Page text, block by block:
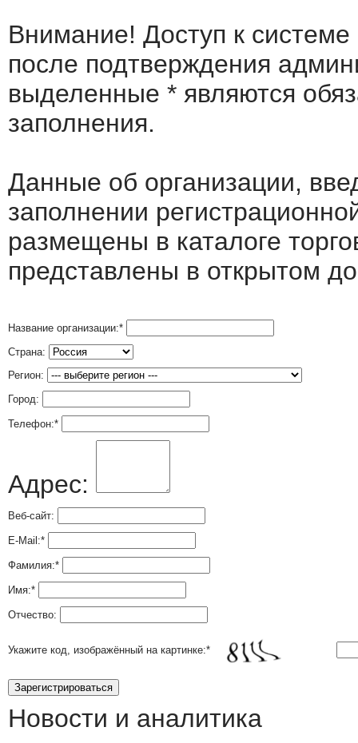
Внимание! Доступ к
после подтверждения
выделенные * являются
заполнения.
Данные об организации,
заполнении
размещены в каталоге
представлены в открытом
Название организации:*
Страна:
Регион:
Город:
Телефон:*
Адрес:
Веб-сайт:
E-Mail:*
Фамилия:*
Имя:*
Отчество:
Укажите код, изображённый на картинке:*
Новости и аналитика